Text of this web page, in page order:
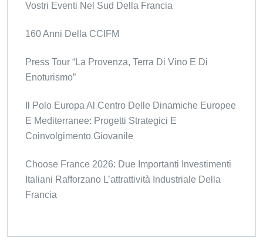
Vostri Eventi Nel Sud Della Francia
160 Anni Della CCIFM
Press Tour “La Provenza, Terra Di Vino E Di
Enoturismo”
Il Polo Europa Al Centro Delle Dinamiche Europee
E Mediterranee: Progetti Strategici E
Coinvolgimento Giovanile
Choose France 2026: Due Importanti Investimenti
Italiani Rafforzano L’attrattività Industriale Della
Francia